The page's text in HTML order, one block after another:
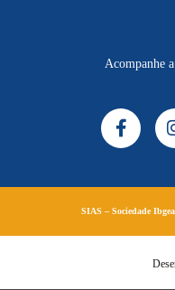
Acompanhe
SIAS – Sociedade